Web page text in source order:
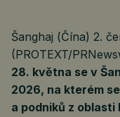
Šanghaj (Čína) 2.
(PROTEXT/
28. května se v
2026, na kterém
a podniků z